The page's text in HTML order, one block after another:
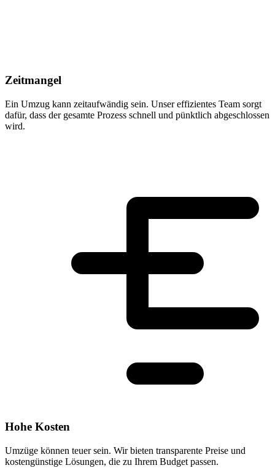
Zeitmangel
Ein Umzug kann zeitaufwändig sein. Unser effizientes Team sorgt
dafür, dass der gesamte Prozess schnell und pünktlich abgeschlossen
wird.
Hohe Kosten
Umzüge können teuer sein. Wir bieten transparente Preise und
kostengünstige Lösungen, die zu Ihrem Budget passen.